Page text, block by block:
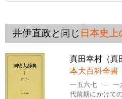
井伊直政と同じ 日本史上
真田幸村（真
本大百科全書
一五六七 - 一
代前期にかけて